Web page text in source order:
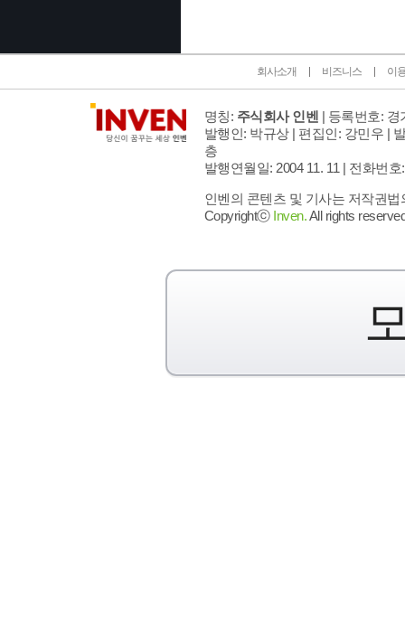
회사소개 비즈니스 이
명칭: 주식회사 인벤 | 등록번호: 경
발행인: 박규상 | 편집인: 강민우 |
층
발행연월일: 2004 11. 11 | 전화번호
인벤의 콘텐츠 및 기사는 저작권
Copyrightⓒ Inven.All rights